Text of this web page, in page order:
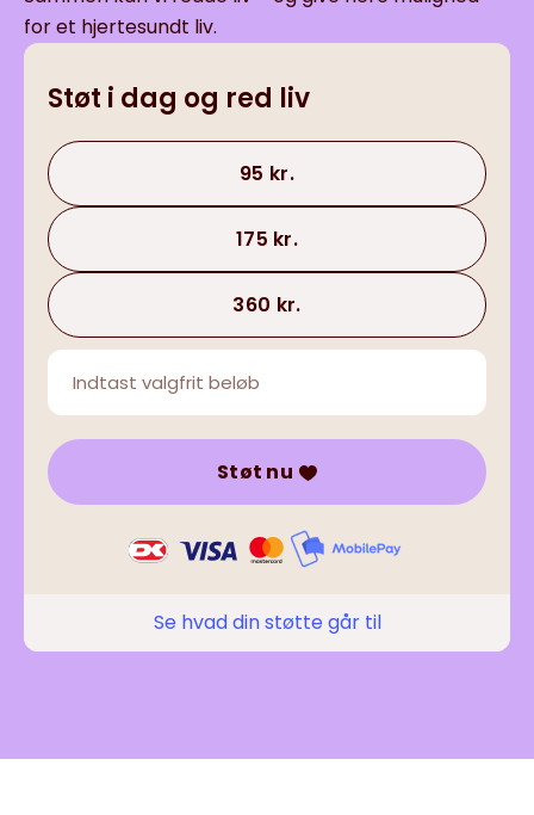
for et hjertesundt liv.
Støt i dag og red liv
95 kr.
175 kr.
360 kr.
Støt nu
Se hvad din støtte går til